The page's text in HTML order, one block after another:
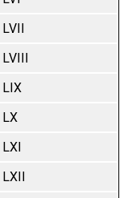
LVII
LVIII
LIX
LX
LXI
LXII